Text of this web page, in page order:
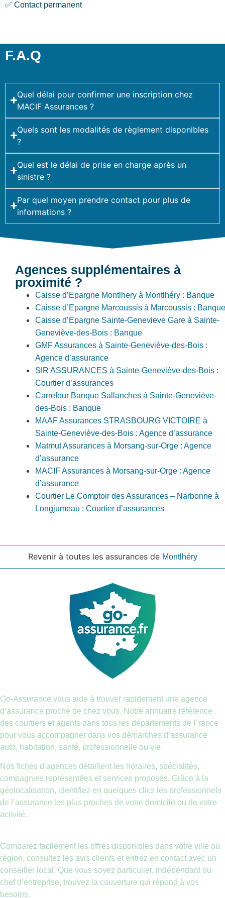
✅ Contact permanent
F.A.Q
Quel délai pour confirmer une inscription chez
MACIF Assurances ?
Quels sont les modalités de règlement disponibles
?
Quel est le délai de prise en charge après un
sinistre ?
Par quel moyen prendre contact pour plus de
informations ?
Agences supplémentaires à
proximité ?
Caisse d’Epargne Montlhery à Montlhéry : Banque
Caisse d’Epargne Marcoussis à Marcoussis : Banque
Caisse d’Epargne Sainte-Genevieve Gare à Sainte-
Geneviève-des-Bois : Banque
GMF Assurances à Sainte-Geneviève-des-Bois :
Agence d’assurance
SIR ASSURANCES à Sainte-Geneviève-des-Bois :
Courtier d’assurances
Carrefour Banque Sallanches à Sainte-Geneviève-
des-Bois : Banque
MAAF Assurances STRASBOURG VICTOIRE à
Sainte-Geneviève-des-Bois : Agence d’assurance
Matmut Assurances à Morsang-sur-Orge : Agence
d’assurance
MACIF Assurances à Morsang-sur-Orge : Agence
d’assurance
Courtier Le Comptoir des Assurances – Narbonne à
Longjumeau : Courtier d’assurances
Revenir à toutes les assurances de Montlhéry
Go-Assurance vous aide à trouver rapidement une agence
d’assurance proche de chez vous. Notre annuaire référence
des courtiers et agents dans tous les départements de France
pour vous accompagner dans vos démarches d’assurance
auto, habitation, santé, professionnelle ou vie.
Nos fiches d’agences détaillent les horaires, spécialités,
compagnies représentées et services proposés. Grâce à la
géolocalisation, identifiez en quelques clics les professionnels
de l’assurance les plus proches de votre domicile ou de votre
activité.
Comparez facilement les offres disponibles dans votre ville ou
région, consultez les avis clients et entrez en contact avec un
conseiller local. Que vous soyez particulier, indépendant ou
chef d’entreprise, trouvez la couverture qui répond à vos
besoins.